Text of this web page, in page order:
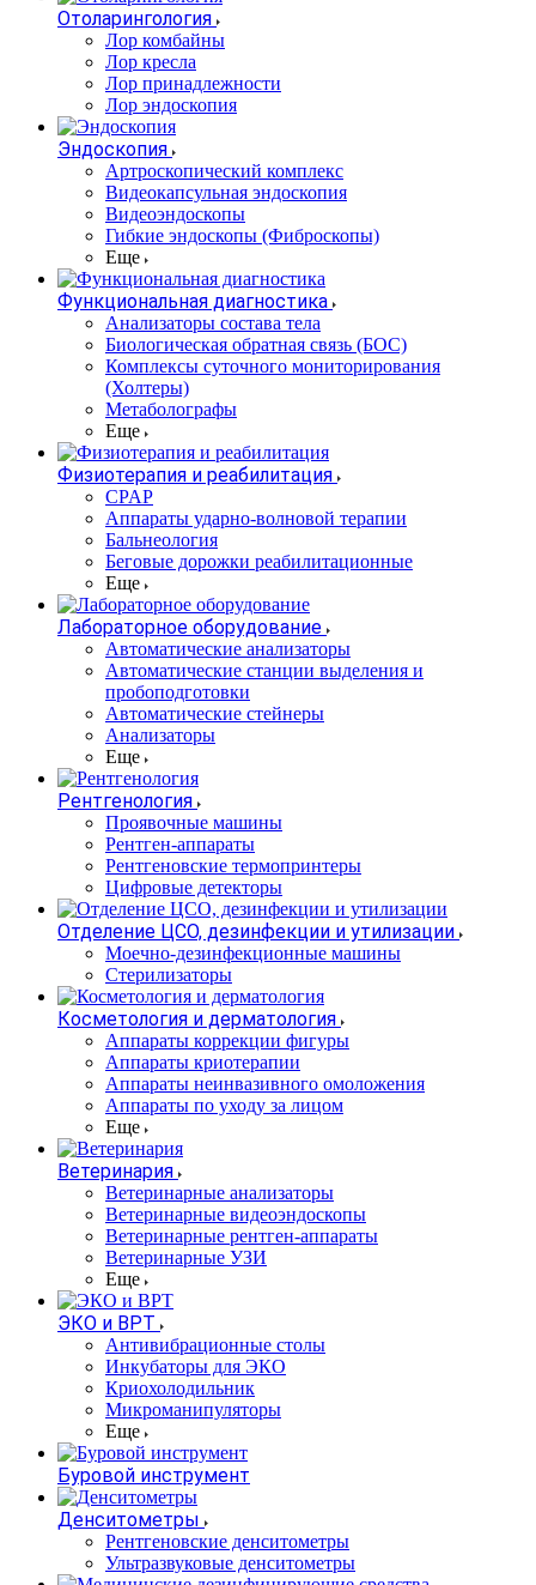
Отоларингология
Лор комбайны
Лор кресла
Лор принадлежности
Лор эндоскопия
Эндоскопия
Артроскопический комплекс
Видеокапсульная эндоскопия
Видеоэндоскопы
Гибкие эндоскопы (Фиброcкопы)
Еще
Функциональная диагностика
Анализаторы состава тела
Биологическая обратная связь (БОС)
Комплексы суточного мониторирования
(Холтеры)
Метаболографы
Еще
Физиотерапия и реабилитация
CPAP
Аппараты ударно-волновой терапии
Бальнеология
Беговые дорожки реабилитационные
Еще
Лабораторное оборудование
Автоматические анализаторы
Автоматические станции выделения и
пробоподготовки
Автоматические стейнеры
Анализаторы
Еще
Рентгенология
Проявочные машины
Рентген-аппараты
Рентгеновские термопринтеры
Цифровые детекторы
Отделение ЦСО, дезинфекции и утилизации
Моечно-дезинфекционные машины
Стерилизаторы
Косметология и дерматология
Аппараты коррекции фигуры
Аппараты криотерапии
Аппараты неинвазивного омоложения
Аппараты по уходу за лицом
Еще
Ветеринария
Ветеринарные анализаторы
Ветеринарные видеоэндоскопы
Ветеринарные рентген-аппараты
Ветеринарные УЗИ
Еще
ЭКО и ВРТ
Антивибрационные столы
Инкубаторы для ЭКО
Криохолодильник
Микроманипуляторы
Еще
Буровой инструмент
Денситометры
Рентгеновские денситометры
Ультразвуковые денситометры